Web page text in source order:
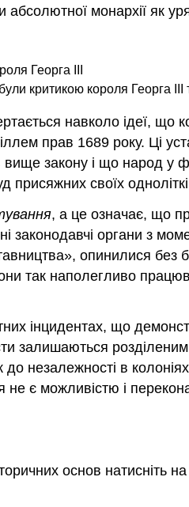
монархії як
критикою короля Георга III
навколо ідеї, що
прав 1689 року. Ці
закону і що народ у
своїх
, а це означає, що
органи з
опинилися без
так наполегливо
інцидентах, що
незалежності в
є можливістю і
основ натисніть